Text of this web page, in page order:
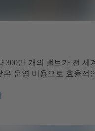
300만 개의 밸브가 전 세
은 운영 비용으로 효율적